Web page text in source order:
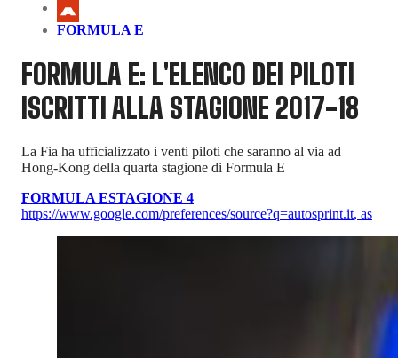
FORMULA E
FORMULA E: L'ELENCO DEI PILOTI
ISCRITTI ALLA STAGIONE 2017-18
La Fia ha ufficializzato i venti piloti che saranno al via ad
Hong-Kong della quarta stagione di Formula E
FORMULA ESTAGIONE 4
https://www.google.com/preferences/source?q=autosprint.it, as